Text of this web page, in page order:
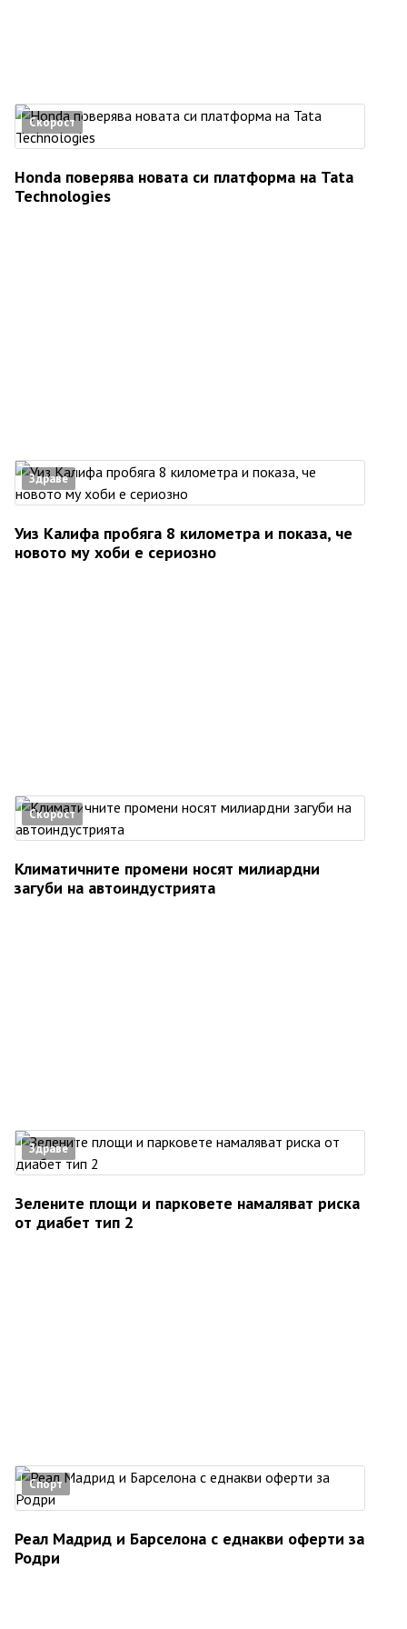
Скорост
Honda поверява новата си платформа на Tata
Technologies
Здраве
Уиз Калифа пробяга 8 километра и показа, че
новото му хоби е сериозно
Скорост
Климатичните промени носят милиардни
загуби на автоиндустрията
Здраве
Зелените площи и парковете намаляват риска
от диабет тип 2
Спорт
Реал Мадрид и Барселона с еднакви оферти за
Родри